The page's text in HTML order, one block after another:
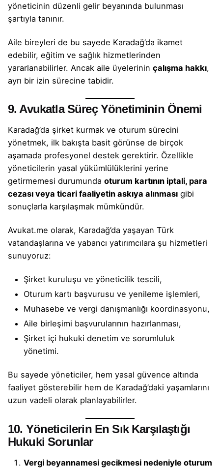
yöneticinin düzenli gelir beyanında bulunması
şartıyla tanınır.
Aile bireyleri de bu sayede Karadağ’da ikamet
edebilir, eğitim ve sağlık hizmetlerinden
yararlanabilirler. Ancak aile üyelerinin çalışma hakkı,
ayrı bir izin sürecine tabidir.
9. Avukatla Süreç Yönetiminin Önemi
Karadağ’da şirket kurmak ve oturum sürecini
yönetmek, ilk bakışta basit görünse de birçok
aşamada profesyonel destek gerektirir. Özellikle
yöneticilerin yasal yükümlülüklerini yerine
getirmemesi durumunda oturum kartının iptali, para
cezası veya ticari faaliyetin askıya alınması gibi
sonuçlarla karşılaşmak mümkündür.
Avukat.me olarak, Karadağ’da yaşayan Türk
vatandaşlarına ve yabancı yatırımcılara şu hizmetleri
sunuyoruz:
Şirket kuruluşu ve yöneticilik tescili,
Oturum kartı başvurusu ve yenileme işlemleri,
Muhasebe ve vergi danışmanlığı koordinasyonu,
Aile birleşimi başvurularının hazırlanması,
Şirket içi hukuki denetim ve sorumluluk
yönetimi.
Bu sayede yöneticiler, hem yasal güvence altında
faaliyet gösterebilir hem de Karadağ’daki yaşamlarını
uzun vadeli olarak planlayabilirler.
10. Yöneticilerin En Sık Karşılaştığı
Hukuki Sorunlar
Vergi beyannamesi gecikmesi nedeniyle oturum